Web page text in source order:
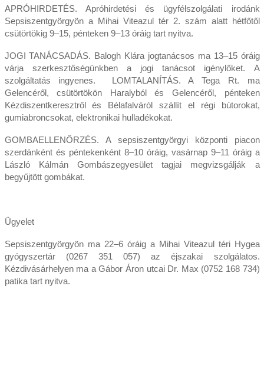
APRÓHIRDETÉS. Apróhirdetési és ügyfélszolgálati irodánk
Sepsiszentgyörgyön a Mihai Viteazul tér 2. szám alatt hétfőtől
csütörtökig 9–15, pénteken 9–13 óráig tart nyitva.
JOGI TANÁCSADÁS. Balogh Klára jogtanácsos ma 13–15 óráig
várja szerkesztőségünkben a jogi tanácsot igénylőket. A
szolgáltatás ingyenes. LOMTALANÍTÁS. A Tega Rt. ma
Gelencéről, csütörtökön Ha­ralyból és Gelencéről, pénteken
Kézdiszentkeresztről és Bélafalváról szállít el régi bútorokat,
gumiabroncsokat, elektronikai hulladékokat.
GOMBAELLENŐRZÉS. A sepsiszentgyörgyi központi piacon
szerdánként és péntekenként 8–10 óráig, vasárnap 9–11 óráig a
László Kálmán Gombászegyesület tagjai megvizsgálják a
begyűjtött gombákat.
Ügyelet
Sepsiszentgyörgyön ma 22–6 óráig a Mihai Viteazul téri Hygea
gyógyszertár (0267 351 057) az éjszakai szolgálatos.
Kézdivásárhelyen ma a Gábor Áron utcai Dr. Max (0752 168 734)
patika tart nyitva.